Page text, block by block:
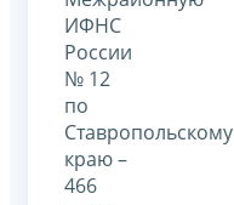
ИФНС
России
№ 12
по
Ставропольскому
краю –
466